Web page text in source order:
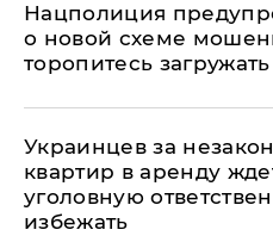
Нацполиция
о новой схеме
торопитесь
Украинцев за
квартир в аренду
уголовную
избежать